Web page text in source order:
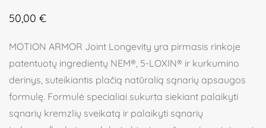
5.00iš 5 (viso
50,00 €
MOTION ARMOR Joint Longevity yra pirmasis rinkoje
patentuotų ingredientų NEM®, 5-LOXIN® ir kurkumino
derinys, suteikiantis plačią natūralią sąnarių apsaugos
formulę. Formulė specialiai sukurta siekiant palaikyti
sąnarių kremzlių sveikatą ir palaikyti sąnarių